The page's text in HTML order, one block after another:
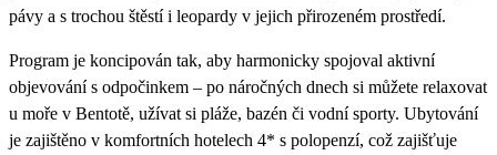
pávy a s trochou štěstí i leopardy v jejich přirozeném prostředí.
Program je koncipován tak, aby harmonicky spojoval aktivní
objevování s odpočinkem – po náročných dnech si můžete relaxovat
u moře v Bentotě, užívat si pláže, bazén či vodní sporty. Ubytování
je zajištěno v komfortních hotelech 4* s polopenzí, což zajišťuje